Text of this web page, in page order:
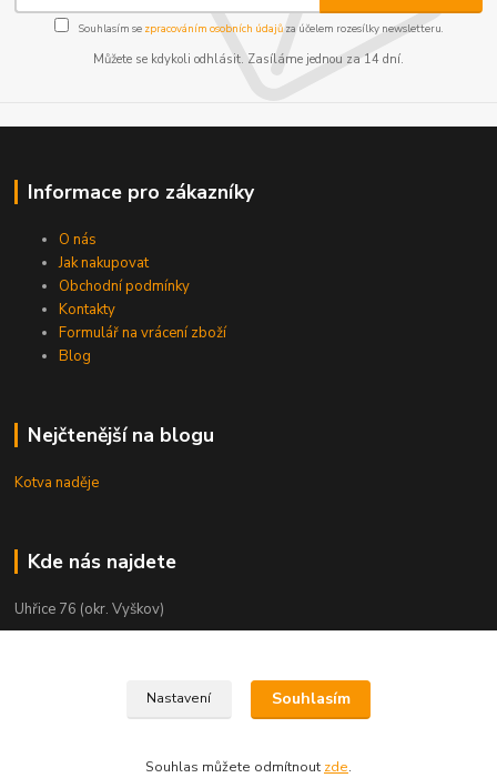
Souhlasím se zpracováním osobních údajůza účelem rozesílky newsletteru.
Můžete se kdykoli odhlásit. Zasíláme jednou za 14 dní.
Informace pro zákazníky
O nás
Jak nakupovat
Obchodní podmínky
Kontakty
Formulář na vrácení zboží
Blog
Nejčtenější na blogu
Kotva naděje
Kde nás najdete
Uhřice 76 (okr. Vyškov)
České Budějovice, U Černé věže 71/4
Uherské Hradiště, Mariánské náměstí 200
Nastavení Souhlasím
Souhlas můžete odmítnout zde.